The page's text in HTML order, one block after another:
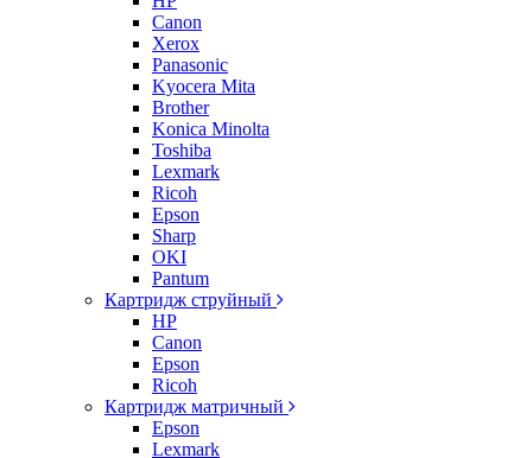
Canon
Xerox
Panasonic
Kyocera Mita
Brother
Konica Minolta
Toshiba
Lexmark
Ricoh
Epson
Sharp
OKI
Pantum
Картридж струйный
HP
Canon
Epson
Ricoh
Картридж матричный
Epson
Lexmark